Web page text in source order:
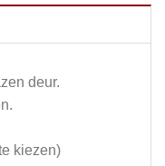
deur.
kiezen)